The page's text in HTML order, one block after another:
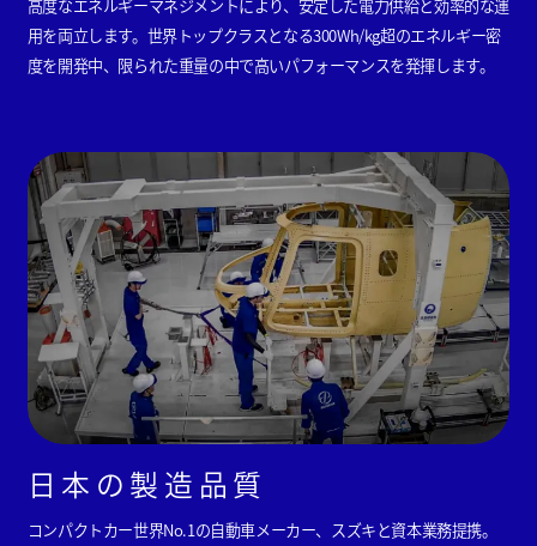
高度なエネルギーマネジメントにより、安定した電力供給と効率的な運
用を両立します。世界トップクラスとなる300Wh/kg超のエネルギー密
度を開発中、限られた重量の中で高いパフォーマンスを発揮します。
日本の製造品質
コンパクトカー世界No.1の自動車メーカー、スズキと資本業務提携。